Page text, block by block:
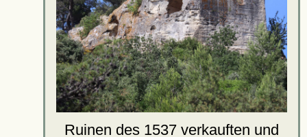
Ruinen des 1537 verkauften und